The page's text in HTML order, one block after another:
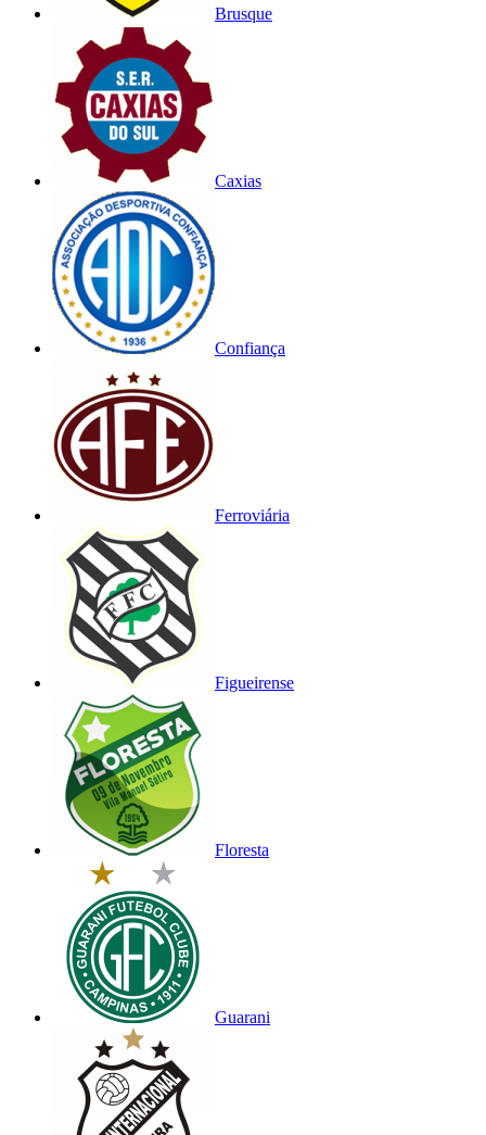
Brusque
Caxias
Confiança
Ferroviária
Figueirense
Floresta
Guarani